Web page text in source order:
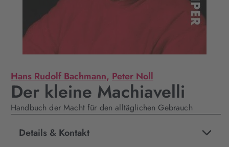
Hans Rudolf Bachmann, Peter Noll
Der kleine Machiavelli
Handbuch der Macht für den alltäglichen Gebrauch
Details & Kontakt